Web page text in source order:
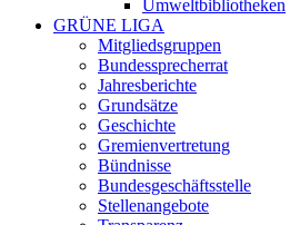
Umweltbibliotheken
GRÜNE LIGA
Mitgliedsgruppen
Bundessprecherrat
Jahresberichte
Grundsätze
Geschichte
Gremienvertretung
Bündnisse
Bundesgeschäftsstelle
Stellenangebote